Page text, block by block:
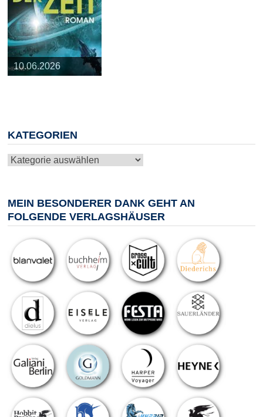
25.03.2026
09.04.2026
20.05.2026
10.06.2026
13.08.2026
KATEGORIEN
Kategorien
MEIN BESONDERER DANK GEHT AN
FOLGENDE VERLAGSHÄUSER